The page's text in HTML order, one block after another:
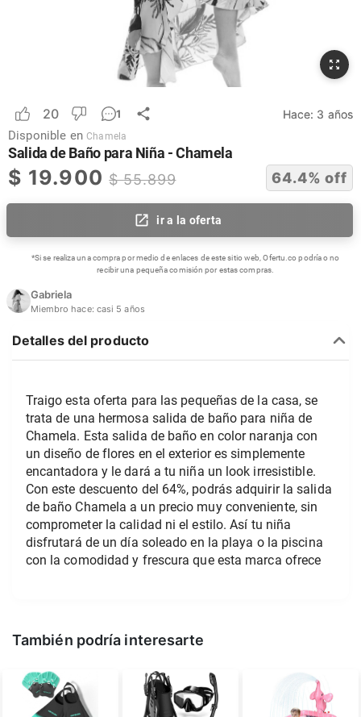
20 1 Hace: 3 años
Disponible en Chamela
Salida de Baño para Niña - Chamela
$ 19.900 $55.899 64.4% off
ir a la oferta
*Si se realiza una compra por medio de enlaces de este sitio web, Ofertu.co podría o no
recibir una pequeña comisión por estas compras.
Gabriela
Miembro hace: casi 5 años
Detalles del producto
Traigo esta oferta para las pequeñas de la casa, se
trata de una hermosa salida de baño para niña de
Chamela. Esta salida de baño en color naranja con
un diseño de flores en el exterior es simplemente
encantadora y le dará a tu niña un look irresistible.
Con este descuento del 64%, podrás adquirir la salida
de baño Chamela a un precio muy conveniente, sin
comprometer la calidad ni el estilo. Así tu niña
disfrutará de un día soleado en la playa o la piscina
con la comodidad y frescura que esta marca ofrece
También podría interesarte